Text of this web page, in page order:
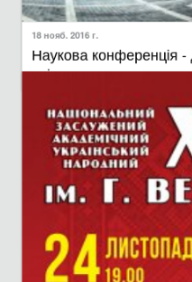
18 нояб. 2016 г.
Наукова конференція -